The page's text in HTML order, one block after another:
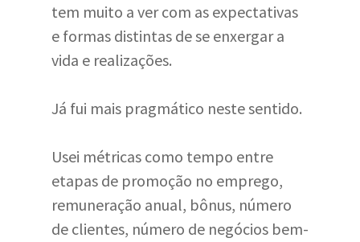
tem muito a ver com as expectativas
e formas distintas de se enxergar a
vida e realizações.
Já fui mais pragmático neste sentido.
Usei métricas como tempo entre
etapas de promoção no emprego,
remuneração anual, bônus, número
de clientes, número de negócios bem-